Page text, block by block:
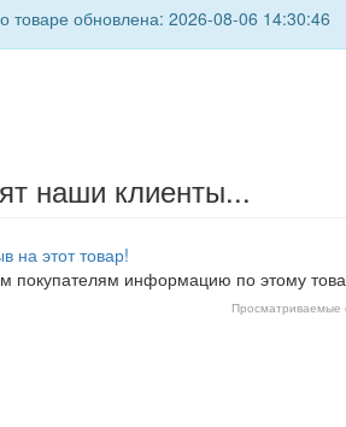
товаре обновлена: 2026-08-06 14:30:46
наши клиенты...
на этот товар!
покупателям информацию по этому
Просматриваемые